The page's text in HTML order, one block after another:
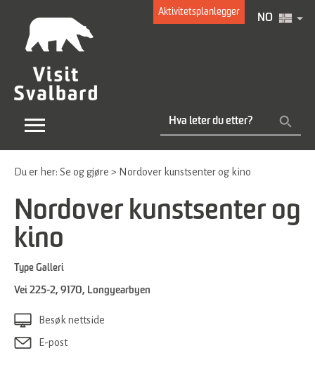
Aktivitetsplanlegger
NO
Du er her: Se og gjøre > Nordover kunstsenter og kino
Nordover kunstsenter og
kino
Type Galleri
Vei 225-2, 9170, Longyearbyen
Besøk nettside
E-post